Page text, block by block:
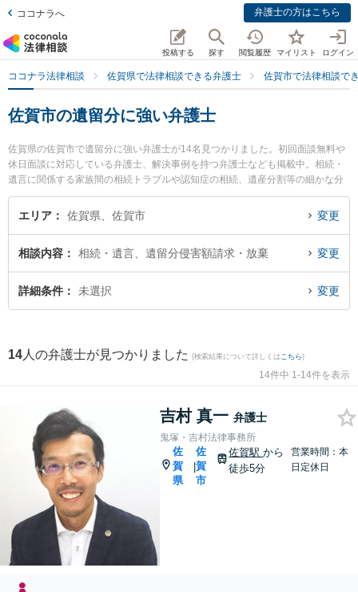
ココナラへ 弁護士の方はこちら
投稿する 探す 閲覧履歴 マイリスト ログイン
ココナラ法律相談 佐賀県で法律相談できる弁護士 佐賀市で法律相談で
佐賀市の遺留分に強い弁護士
佐賀県の佐賀市で遺留分に強い弁護士が14名見つかりました。初回面談無料や
休日面談に対応している弁護士、解決事例を持つ弁護士なども掲載中。相続・
遺言に関係する家族間の相続トラブルや認知症の相続、遺産分割等の細かな分
野での絞り込み検索もでき便利です。特に鬼塚・吉村法律事務所の吉村 真一弁
護士や小畑法律事務所の野口 大弁護士、ありあけ法律事務所の富永 洋一弁護士
のプロフィール情報や弁護士費用、強みなどが注目されています。『佐賀市で
留分のトラブル解決の実績豊富な近くの弁護士を検索したい』『初回相談無料
で遺留分を法律相談できる佐賀市内の弁護士に相談予約したい』などでお困り
の相談者さんにおすすめです。
エリア 佐賀県、佐賀市 変更
相談内容 相続・遺言、遺留分侵害額請求・放棄 変更
詳細条件 未選択 変更
14 人の弁護士が見つかりました (検索結果について詳しくは こちら)
14件中 1-14件を表示
吉村 真一 弁護士
鬼塚・吉村法律事務所
佐
賀
県
|
佐
賀
市
佐賀駅から
徒歩5分
営業時間：本
日定休日